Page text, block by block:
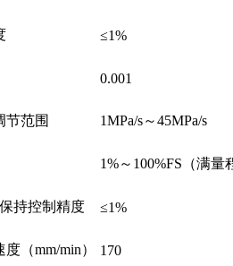
≤1%
0.001
节范围 1MPa/s～45MPa/s
1%～100%FS（满量
持控制精度 ≤1%
（mm/min） 170